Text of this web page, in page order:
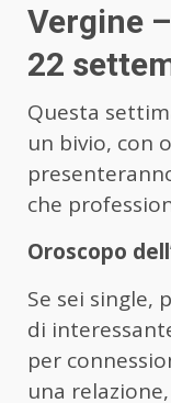
Vergine
22
Questa
un bivio, con
che
Oroscopo
Se sei single,
di
per
una